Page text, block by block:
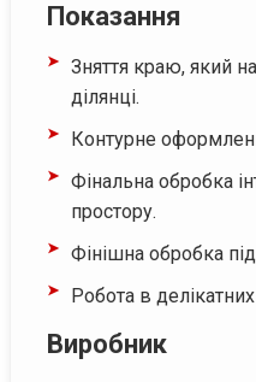
Показання
Зняття краю, який
ділянці.
Контурне
Фінальна обробка
простору.
Фінішна обробка
Робота в
Виробник